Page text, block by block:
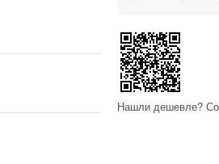
Нашли дешевле?